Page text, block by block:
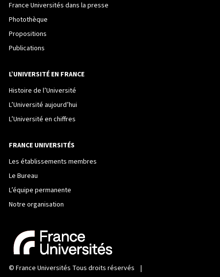
France Universités dans la presse
Photothèque
Propositions
Publications
L’UNIVERSITÉ EN FRANCE
Histoire de l’Université
L’Université aujourd’hui
L’Université en chiffres
FRANCE UNIVERSITÉS
Les établissements membres
Le Bureau
L’équipe permanente
Notre organisation
© France Universités Tous droits réservés |